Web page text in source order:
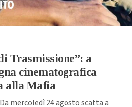
Trasmissione”: a
cinematografica
alla Mafia
Da mercoledì 24 agosto scatta a